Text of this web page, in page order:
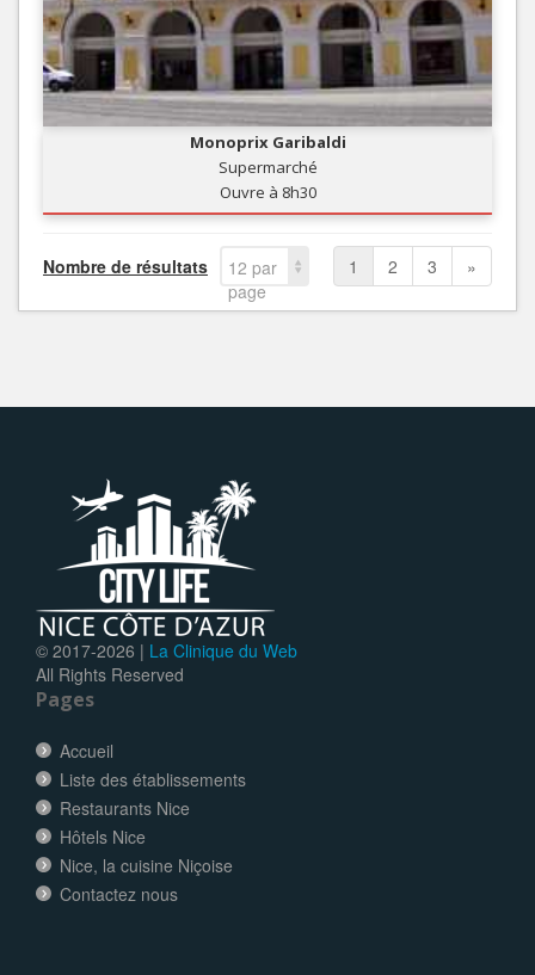
Monoprix Garibaldi
Supermarché
Ouvre à 8h30
Nombre de résultats
12 par
page
1 2 3 »
© 2017-2026 | La Clinique du Web
All Rights Reserved
Pages
Accueil
Liste des établissements
Restaurants Nice
Hôtels Nice
Nice, la cuisine Niçoise
Contactez nous